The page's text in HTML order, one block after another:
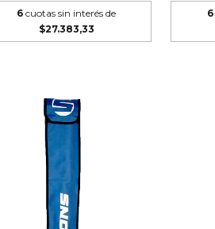
6 cuotas sin interés de
$27.383,33
6